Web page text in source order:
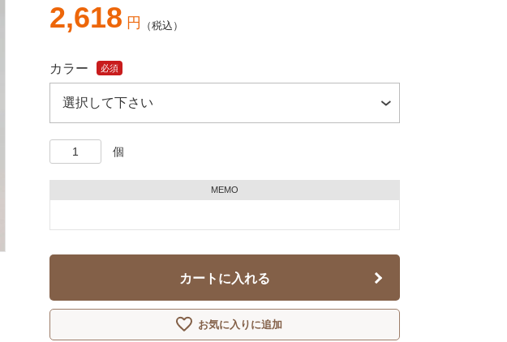
2,618 円 （税込）
カラー 必須
個
MEMO
カートに入れる
お気に入りに追加